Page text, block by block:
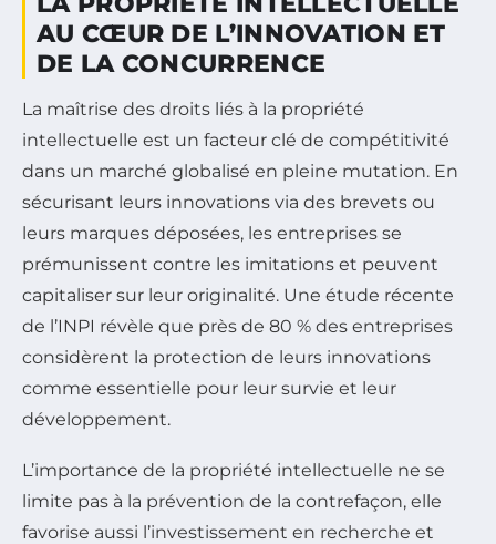
AU CŒUR DE L’INNOVATION ET
DE LA CONCURRENCE
La maîtrise des droits liés à la propriété
intellectuelle est un facteur clé de compétitivité
dans un marché globalisé en pleine mutation. En
sécurisant leurs innovations via des brevets ou
leurs marques déposées, les entreprises se
prémunissent contre les imitations et peuvent
capitaliser sur leur originalité. Une étude récente
de l’INPI révèle que près de 80 % des entreprises
considèrent la protection de leurs innovations
comme essentielle pour leur survie et leur
développement.
L’importance de la propriété intellectuelle ne se
limite pas à la prévention de la contrefaçon, elle
favorise aussi l’investissement en recherche et